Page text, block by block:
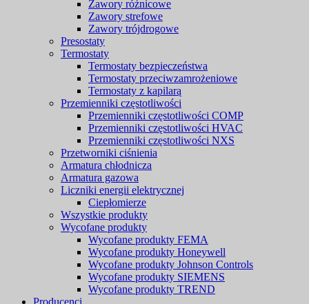
Zawory różnicowe
Zawory strefowe
Zawory trójdrogowe
Presostaty
Termostaty
Termostaty bezpieczeństwa
Termostaty przeciwzamrożeniowe
Termostaty z kapilarą
Przemienniki częstotliwości
Przemienniki częstotliwości COMP
Przemienniki częstotliwości HVAC
Przemienniki częstotliwości NXS
Przetworniki ciśnienia
Armatura chłodnicza
Armatura gazowa
Liczniki energii elektrycznej
Ciepłomierze
Wszystkie produkty
Wycofane produkty
Wycofane produkty FEMA
Wycofane produkty Honeywell
Wycofane produkty Johnson Controls
Wycofane produkty SIEMENS
Wycofane produkty TREND
Producenci